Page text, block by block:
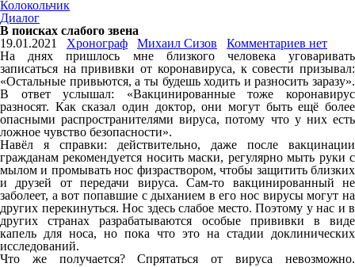
Колокольчик
Диалог
В поисках слабого звена
19.01.2021
Хронограф Михаил Сизов
Комментариев нет
На днях пришлось мне близкого человека уговаривать
записаться на прививки от коронавируса, к совести призывал:
«Остальные привьются, а ты будешь ходить и разносить заразу».
В ответ услышал: «Вакцинированные тоже коронавирус
разносят. Как сказал один доктор, они могут быть ещё более
опасными распространителями вируса, потому что у них есть
ложное чувство безопасности».
Навёл я справки: действительно, даже после вакцинации
гражданам рекомендуется носить маски, регулярно мыть руки с
мылом и промывать нос физраствором, чтобы защитить близких
и друзей от передачи вируса. Сам-то вакцинированный не
заболеет, а вот попавшие с дыханием в его нос вирусы могут на
других перекинуться. Нос здесь слабое место. Поэтому у нас и в
других странах разрабатываются особые прививки в виде
капель для носа, но пока что это на стадии доклинических
исследований.
Что же получается? Спрятаться от вируса невозможно.